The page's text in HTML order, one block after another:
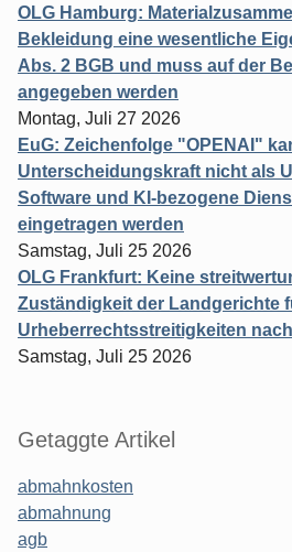
OLG Hamburg:
Bekleidung eine wesentliche
Abs. 2 BGB und muss auf der
angegeben werden
Montag, Juli 27 2026
EuG: Zeichenfolge "OPENAI"
Unterscheidungskraft nicht als
Software und KI-bezogene
eingetragen werden
Samstag, Juli 25 2026
OLG Frankfurt: Keine
Zuständigkeit der Landgerichte
Urheberrechtsstreitigkeiten nach
Samstag, Juli 25 2026
Getaggte Artikel
abmahnkosten
abmahnung
agb